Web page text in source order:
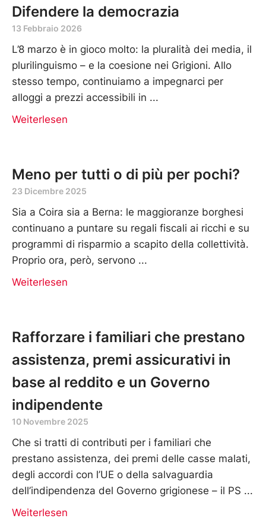
Difendere la democrazia
13 Febbraio 2026
L’8 marzo è in gioco molto: la pluralità dei media, il
plurilinguismo – e la coesione nei Grigioni. Allo
stesso tempo, continuiamo a impegnarci per
alloggi a prezzi accessibili in
Weiterlesen
Meno per tutti o di più per pochi?
23 Dicembre 2025
Sia a Coira sia a Berna: le maggioranze borghesi
continuano a puntare su regali fiscali ai ricchi e su
programmi di risparmio a scapito della collettività.
Proprio ora, però, servono
Weiterlesen
Rafforzare i familiari che prestano
assistenza, premi assicurativi in
base al reddito e un Governo
indipendente
10 Novembre 2025
Che si tratti di contributi per i familiari che
prestano assistenza, dei premi delle casse malati,
degli accordi con l’UE o della salvaguardia
dell’indipendenza del Governo grigionese – il PS
Weiterlesen